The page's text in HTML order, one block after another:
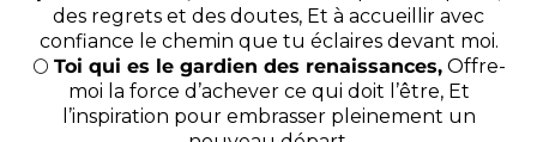
des regrets et des doutes, Et à accueillir avec
confiance le chemin que tu éclaires devant moi.
🌕 Toi qui es le gardien des renaissances,Offre-
moi la force d’achever ce qui doit l’être, Et
l’inspiration pour embrasser pleinement un